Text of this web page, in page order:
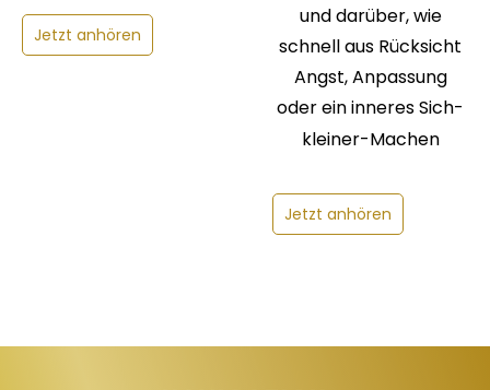
Jetzt anhören
und darüber, wie
schnell aus Rücksicht
Angst, Anpassung
oder ein inneres Sich-
kleiner-Machen
Jetzt anhören